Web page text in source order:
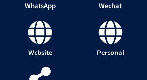
WhatsApp Wechat
Website Personal